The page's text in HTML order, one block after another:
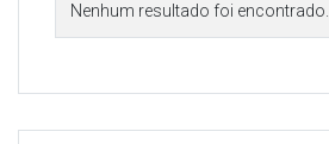
Nenhum resultado foi encontrado.